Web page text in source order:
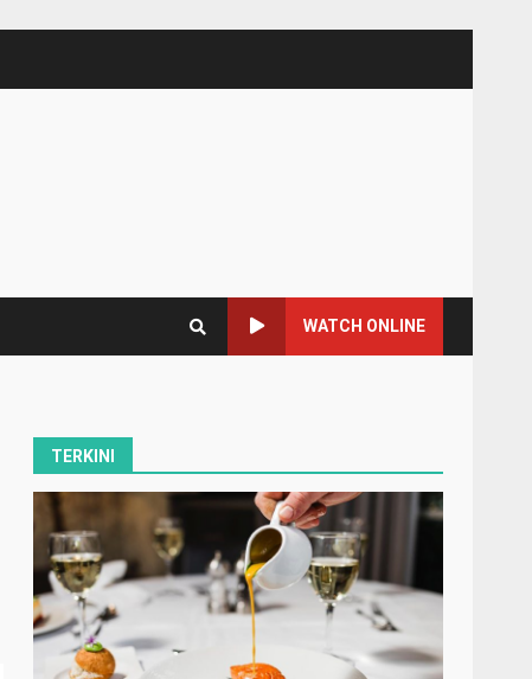
WATCH ONLINE
TERKINI